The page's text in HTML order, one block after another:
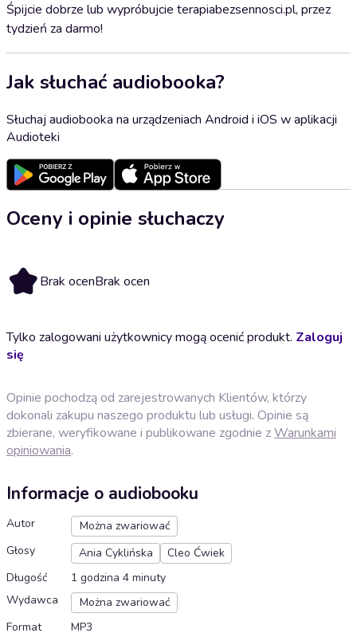
Śpijcie dobrze lub wypróbujcie terapiabezsennosci.pl, przez
tydzień za darmo!
Jak słuchać audiobooka?
Słuchaj audiobooka na urządzeniach Android i iOS w aplikacji
Audioteki
Oceny i opinie słuchaczy
Brak ocenBrak ocen
Tylko zalogowani użytkownicy mogą ocenić produkt. Zaloguj
się
Opinie pochodzą od zarejestrowanych Klientów, którzy
dokonali zakupu naszego produktu lub usługi. Opinie są
zbierane, weryfikowane i publikowane zgodnie zWarunkami
opiniowania.
Informacje o audiobooku
Autor
Można zwariować
Głosy
Ania Cyklińska
Cleo Ćwiek
Długość
1 godzina 4 minuty
Wydawca
Można zwariować
Format
MP3